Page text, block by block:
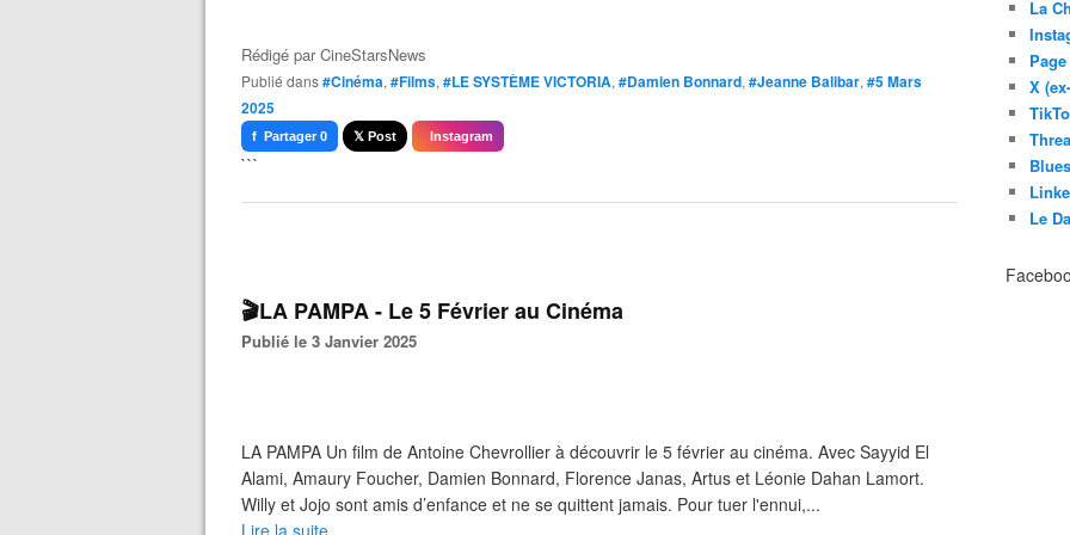
Rédigé parCineStarsNews
Publié dans#Cinéma, #Films, #LE SYSTÈME VICTORIA, #Damien Bonnard, #Jeanne Balibar, #5 Mars
2025
f Partager 0 𝕏 Post Instagram
```
🎬LA PAMPA - Le 5 Février au Cinéma
Publié le 3 Janvier 2025
LA PAMPA Un film de Antoine Chevrollier à découvrir le 5 février au cinéma. Avec Sayyid El
Alami, Amaury Foucher, Damien Bonnard, Florence Janas, Artus et Léonie Dahan Lamort.
Willy et Jojo sont amis d’enfance et ne se quittent jamais. Pour tuer l'ennui,...
Lire la suite
La
X
Le